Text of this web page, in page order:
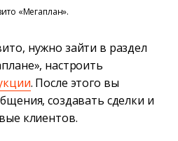
«Мегаплан».
нужно зайти в раздел
настроить
. После этого вы
создавать сделки и
клиентов.